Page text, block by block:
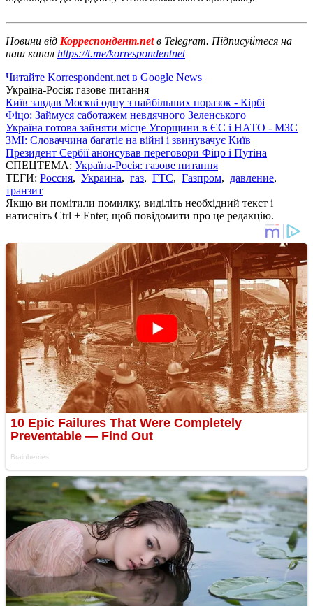
Новини від Корреспондент.netв Telegram. Підписуйтеся на
наш канал https://t.me/korrespondentnet
Читайте Korrespondent.net в Google News
Україна-Росія: газове питання
Київ завдав Москві одну з найбільших поразок - Кірбі
Фіцо: Займуся саботажем невдячного Зеленського
Україна готова зайняти місце Угорщини в ЄС і НАТО - МЗС
ЗМІ: Словаччина багатіє на війні і звинувачує Київ
Президент Сербії анонсував переговори Фіцо і Путіна
СПЕЦТЕМА: Україна-Росія: газове питання
ТЕГИ: Россия, Украина, газ, ГТС, Газпром, давление,
транзит
Якщо ви помітили помилку, виділіть необхідний текст і
натисніть Ctrl + Enter, щоб повідомити про це редакцію.